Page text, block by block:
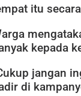
itu
kepada
jangan
di